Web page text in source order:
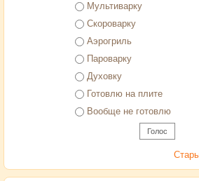
Варианты
Мультиварку
Скороварку
Аэрогриль
Пароварку
Духовку
Готовлю на плите
Вообще не готовлю